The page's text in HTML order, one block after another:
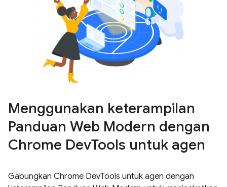
Menggunakan keterampilan
Panduan Web Modern dengan
Chrome DevTools untuk agen
Gabungkan Chrome DevTools untuk agen dengan